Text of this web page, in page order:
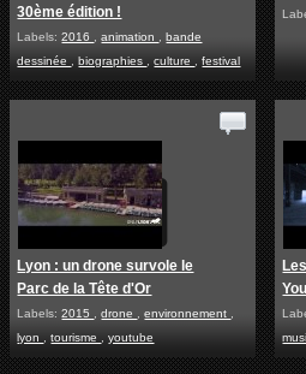
30ème édition !
Labels:2016 ,animation ,bande
dessinée ,biographies ,culture ,festival
,festivals,livres,loisirs,lyon
Lyon : un drone survole le
Parc de la Tête d'Or
Labels:2015 ,drone ,environnement ,
lyon ,tourisme ,youtube